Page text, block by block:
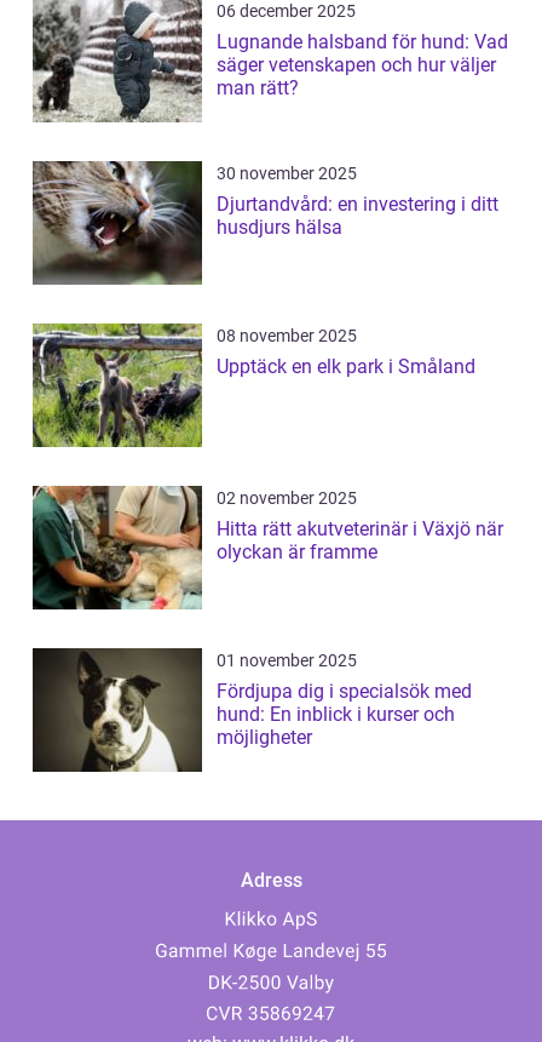
06 december 2025
Lugnande halsband för hund: Vad
säger vetenskapen och hur väljer
man rätt?
30 november 2025
Djurtandvård: en investering i ditt
husdjurs hälsa
08 november 2025
Upptäck en elk park i Småland
02 november 2025
Hitta rätt akutveterinär i Växjö när
olyckan är framme
01 november 2025
Fördjupa dig i specialsök med
hund: En inblick i kurser och
möjligheter
Adress